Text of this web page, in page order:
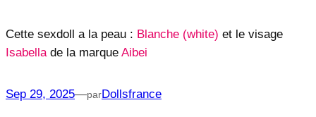
Cette sexdoll a la peau : Blanche (white) et le visage
Isabella de la marque Aibei
Sep 29, 2025—parDollsfrance